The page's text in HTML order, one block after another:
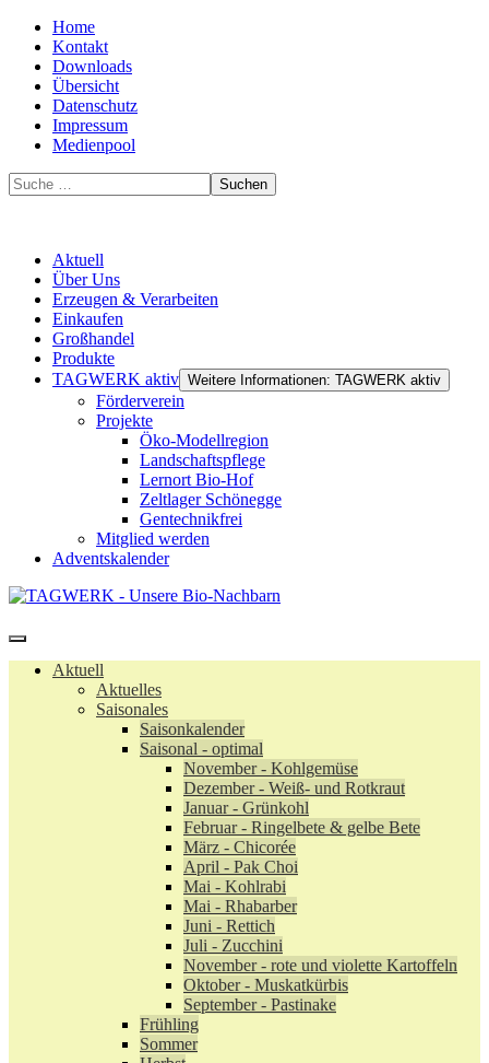
Home
Kontakt
Downloads
Übersicht
Datenschutz
Impressum
Medienpool
Suchen
Aktuell
Über Uns
Erzeugen & Verarbeiten
Einkaufen
Großhandel
Produkte
TAGWERK aktiv Weitere Informationen: TAGWERK aktiv
Förderverein
Projekte
Öko-Modellregion
Landschaftspflege
Lernort Bio-Hof
Zeltlager Schönegge
Gentechnikfrei
Mitglied werden
Adventskalender
Aktuell
Aktuelles
Saisonales
Saisonkalender
Saisonal - optimal
November - Kohlgemüse
Dezember - Weiß- und Rotkraut
Januar - Grünkohl
Februar - Ringelbete & gelbe Bete
März - Chicorée
April - Pak Choi
Mai - Kohlrabi
Mai - Rhabarber
Juni - Rettich
Juli - Zucchini
November - rote und violette Kartoffeln
Oktober - Muskatkürbis
September - Pastinake
Frühling
Sommer